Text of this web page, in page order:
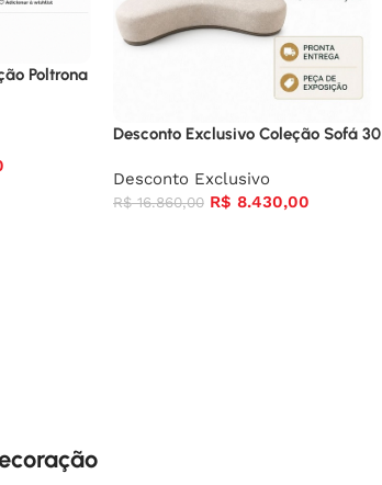
Poltrona
Desconto Exclusivo Coleção Sofá 30
Desconto Exclusivo
R$16.860,00 R$ 8.430,00